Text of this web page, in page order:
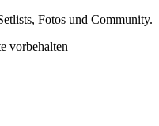
Fotos und Community.
vorbehalten